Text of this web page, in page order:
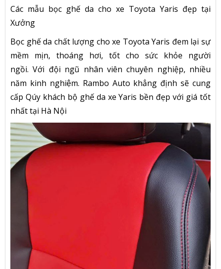
Các mẫu bọc ghế da cho xe Toyota Yaris đẹp tại
Xưởng
Bọc ghế da chất lượng cho xe Toyota Yaris đem lại sự
mềm mịn, thoáng hơi, tốt cho sức khỏe người
ngồi. Với đội ngũ nhân viên chuyên nghiệp, nhiều
năm kinh nghiệm. Rambo Auto khẳng định sẽ cung
cấp Qúy khách bộ ghế da xe Yaris bền đẹp với giá tốt
nhất tại Hà Nội